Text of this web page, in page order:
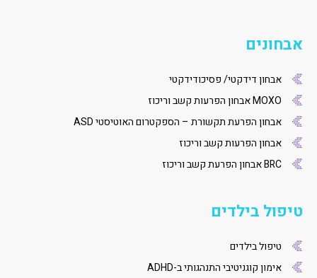
אבחונים
אבחון דידקטי/ פסיכודידקטי
MOXO אבחון הפרעות קשב וריכוז
אבחון הפרעת תקשורת – הספקטרום האוטיסטי ASD
אבחון הפרעות קשב וריכוז
BRC אבחון הפרעת קשב וריכוז
טיפול בילדים
טיפול בילדים
אימון קוגניטיבי התנהגותי ב-ADHD